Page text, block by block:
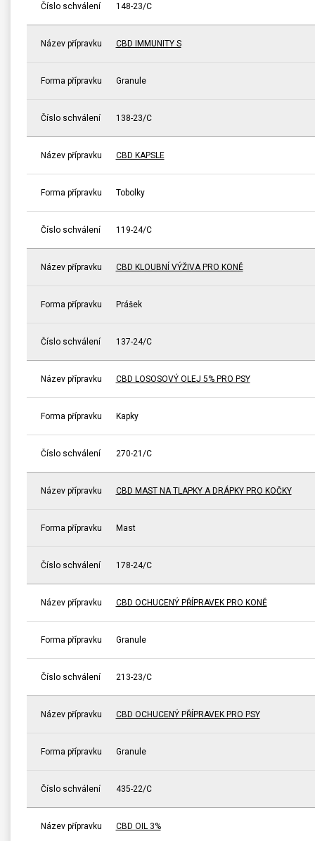
Číslo schválení 148-23/C
Název přípravku CBD IMMUNITY S
Forma přípravku Granule
Číslo schválení 138-23/C
Název přípravku CBD KAPSLE
Forma přípravku Tobolky
Číslo schválení 119-24/C
Název přípravku CBD KLOUBNÍ VÝŽIVA PRO KONĚ
Forma přípravku Prášek
Číslo schválení 137-24/C
Název přípravku CBD LOSOSOVÝ OLEJ 5% PRO PSY
Forma přípravku Kapky
Číslo schválení 270-21/C
Název přípravku CBD MAST NA TLAPKY A DRÁPKY PRO KOČKY
Forma přípravku Mast
Číslo schválení 178-24/C
Název přípravku CBD OCHUCENÝ PŘÍPRAVEK PRO KONĚ
Forma přípravku Granule
Číslo schválení 213-23/C
Název přípravku CBD OCHUCENÝ PŘÍPRAVEK PRO PSY
Forma přípravku Granule
Číslo schválení 435-22/C
Název přípravku CBD OIL 3%